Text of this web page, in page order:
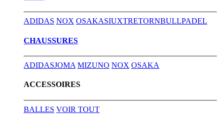
ADIDAS NOX OSAKASIUXTRETORNBULLPADEL
CHAUSSURES
ADIDASJOMA MIZUNO NOX OSAKA
ACCESSOIRES
BALLES VOIR TOUT